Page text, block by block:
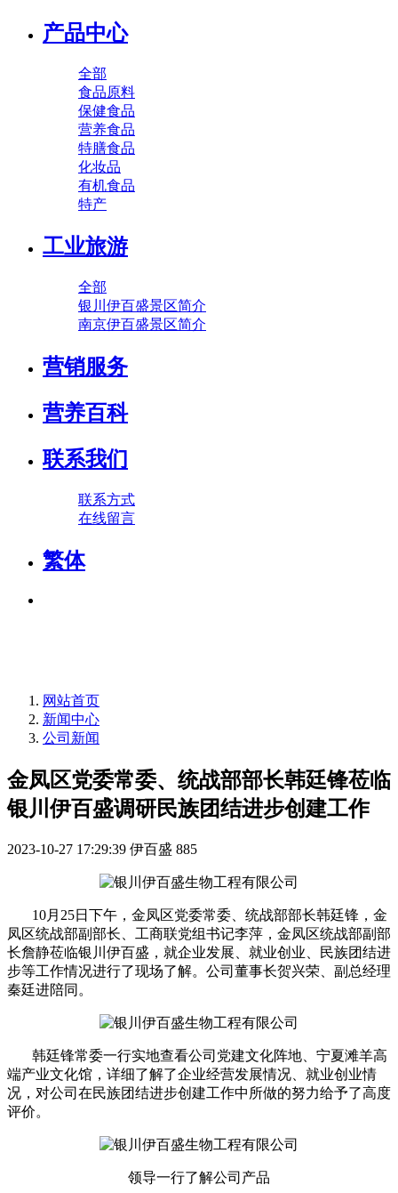
产品中心
全部
食品原料
保健食品
营养食品
特膳食品
化妆品
有机食品
特产
工业旅游
全部
银川伊百盛景区简介
南京伊百盛景区简介
营销服务
营养百科
联系我们
联系方式
在线留言
繁体
网站首页
新闻中心
公司新闻
金凤区党委常委、统战部部长韩廷锋莅临
银川伊百盛调研民族团结进步创建工作
2023-10-27 17:29:39 伊百盛 885
10月25日下午，金凤区党委常委、统战部部长韩廷锋，金
凤区统战部副部长、工商联党组书记李萍，金凤区统战部副部
长詹静莅临银川伊百盛，就企业发展、就业创业、民族团结进
步等工作情况进行了现场了解。公司董事长贺兴荣、副总经理
秦廷进陪同。
韩廷锋常委一行实地查看公司党建文化阵地、宁夏滩羊高
端产业文化馆，详细了解了企业经营发展情况、就业创业情
况，对公司在民族团结进步创建工作中所做的努力给予了高度
评价。
领导一行了解公司产品